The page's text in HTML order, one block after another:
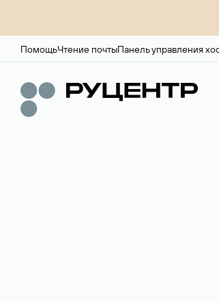
ПомощьЧтение почтыПанель управления